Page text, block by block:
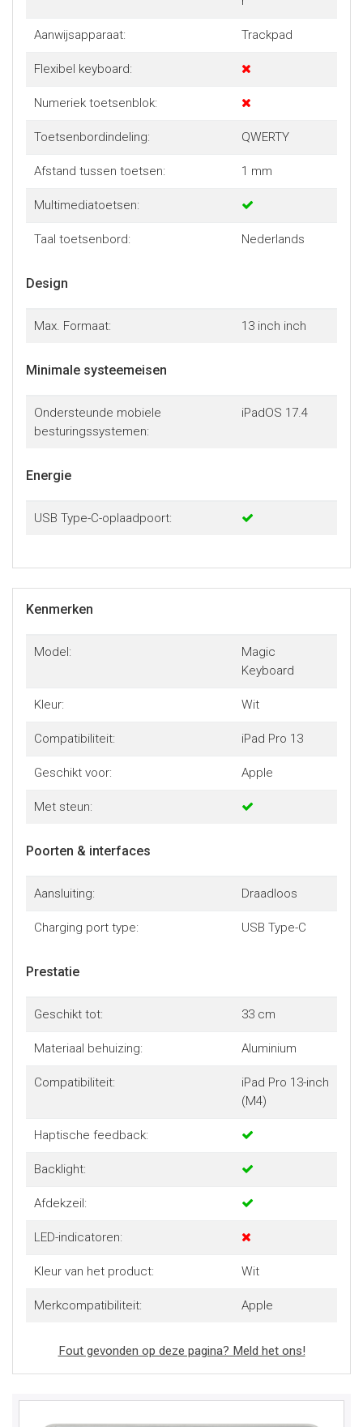
Aanwijsapparaat: Trackpad
Flexibel keyboard:
Numeriek toetsenblok:
Toetsenbordindeling: QWERTY
Afstand tussen toetsen: 1 mm
Multimediatoetsen:
Taal toetsenbord: Nederlands
Design
Max. Formaat: 13 inch inch
Minimale systeemeisen
Ondersteunde mobiele
besturingssystemen:
iPadOS 17.4
Energie
USB Type-C-oplaadpoort:
Kenmerken
Model:
Magic
Keyboard
Kleur: Wit
Compatibiliteit: iPad Pro 13
Geschikt voor: Apple
Met steun:
Poorten & interfaces
Aansluiting: Draadloos
Charging port type: USB Type-C
Prestatie
Geschikt tot: 33 cm
Materiaal behuizing: Aluminium
Compatibiliteit:
iPad Pro 13-inch
(M4)
Haptische feedback:
Backlight:
Afdekzeil:
LED-indicatoren:
Kleur van het product: Wit
Merkcompatibiliteit: Apple
Fout gevonden op deze pagina? Meld het ons!